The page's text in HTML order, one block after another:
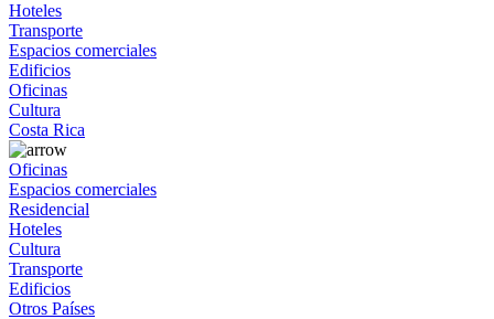
Hoteles
Transporte
Espacios comerciales
Edificios
Oficinas
Cultura
Costa Rica
Oficinas
Espacios comerciales
Residencial
Hoteles
Cultura
Transporte
Edificios
Otros Países